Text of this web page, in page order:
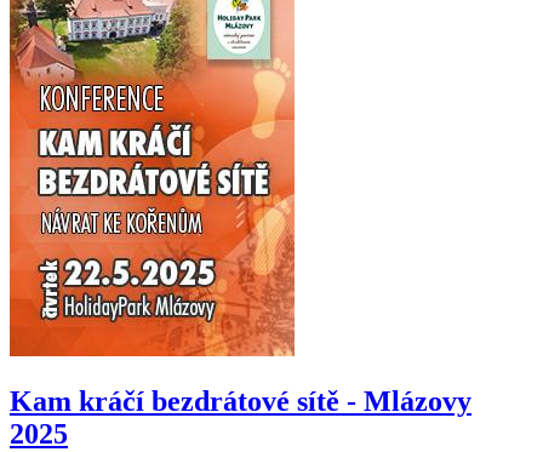
Kam kráčí bezdrátové sítě - Mlázovy
2025